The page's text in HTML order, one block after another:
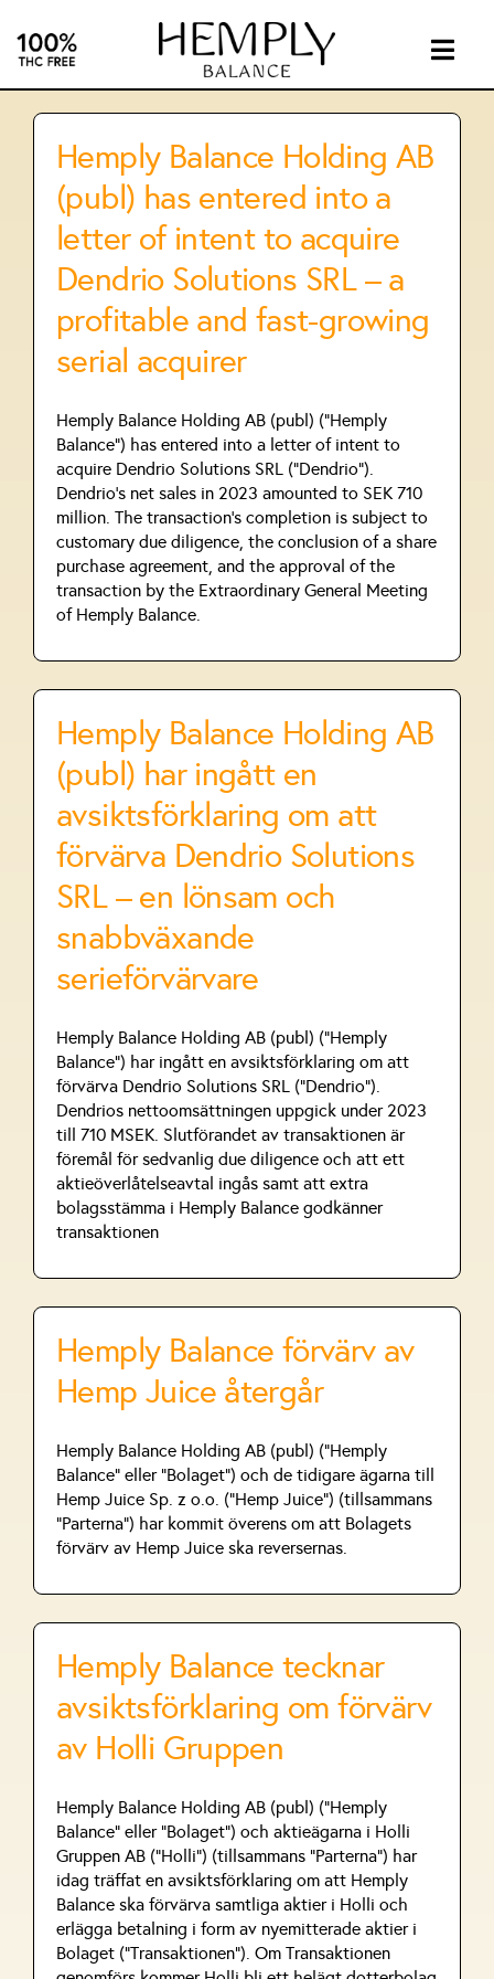
content
Hemply Balance Holding AB
(publ) has entered into a
letter of intent to acquire
Dendrio Solutions SRL – a
profitable and fast-growing
serial acquirer
Hemply Balance Holding AB (publ) ("Hemply
Balance") has entered into a letter of intent to
acquire Dendrio Solutions SRL ("Dendrio").
Dendrio's net sales in 2023 amounted to SEK 710
million. The transaction's completion is subject to
customary due diligence, the conclusion of a share
purchase agreement, and the approval of the
transaction by the Extraordinary General Meeting
of Hemply Balance.
Hemply Balance Holding AB
(publ) har ingått en
avsiktsförklaring om att
förvärva Dendrio Solutions
SRL – en lönsam och
snabbväxande
serieförvärvare
Hemply Balance Holding AB (publ) ("Hemply
Balance") har ingått en avsiktsförklaring om att
förvärva Dendrio Solutions SRL ("Dendrio").
Dendrios nettoomsättningen uppgick under 2023
till 710 MSEK. Slutförandet av transaktionen är
föremål för sedvanlig due diligence och att ett
aktieöverlåtelseavtal ingås samt att extra
bolagsstämma i Hemply Balance godkänner
transaktionen
Hemply Balance förvärv av
Hemp Juice återgår
Hemply Balance Holding AB (publ) (”Hemply
Balance” eller ”Bolaget”) och de tidigare ägarna till
Hemp Juice Sp. z o.o. (”Hemp Juice”) (tillsammans
”Parterna”) har kommit överens om att Bolagets
förvärv av Hemp Juice ska reversernas.
Hemply Balance tecknar
avsiktsförklaring om förvärv
av Holli Gruppen
Hemply Balance Holding AB (publ) (”Hemply
Balance” eller ”Bolaget”) och aktieägarna i Holli
Gruppen AB (”Holli”) (tillsammans ”Parterna”) har
idag träffat en avsiktsförklaring om att Hemply
Balance ska förvärva samtliga aktier i Holli och
erlägga betalning i form av nyemitterade aktier i
Bolaget (”Transaktionen”). Om Transaktionen